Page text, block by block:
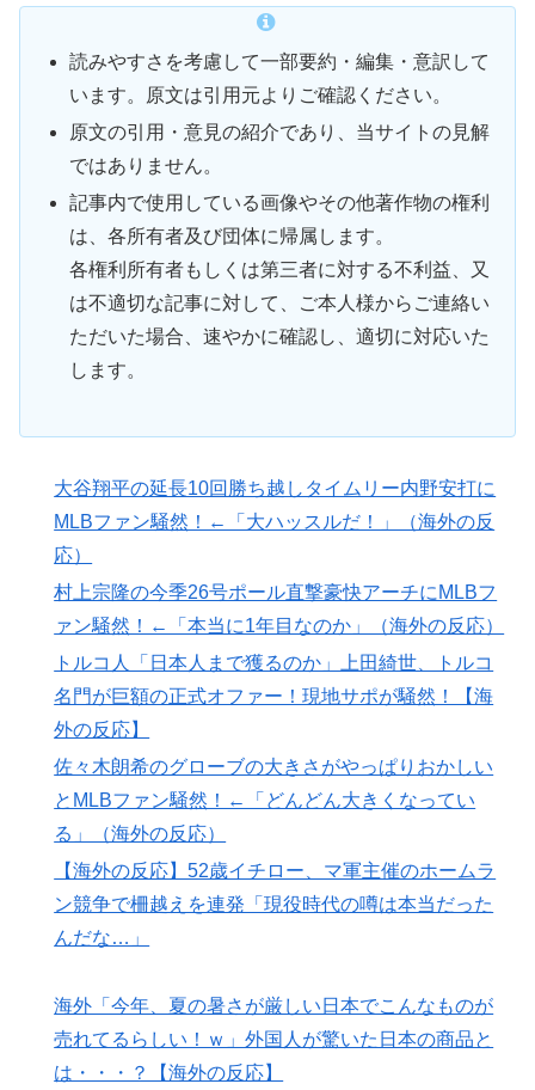
読みやすさを考慮して一部要約・編集・意訳して
います。原文は引用元よりご確認ください。
原文の引用・意見の紹介であり、当サイトの見解
ではありません。
記事内で使用している画像やその他著作物の権利
は、各所有者及び団体に帰属します。
各権利所有者もしくは第三者に対する不利益、又
は不適切な記事に対して、ご本人様からご連絡い
ただいた場合、速やかに確認し、適切に対応いた
します。
大谷翔平の延長10回勝ち越しタイムリー内野安打に
MLBファン騒然！←「大ハッスルだ！」（海外の反
応）
村上宗隆の今季26号ポール直撃豪快アーチにMLBフ
ァン騒然！←「本当に1年目なのか」（海外の反応）
トルコ人「日本人まで獲るのか」上田綺世、トルコ
名門が巨額の正式オファー！現地サポが騒然！【海
外の反応】
佐々木朗希のグローブの大きさがやっぱりおかしい
とMLBファン騒然！←「どんどん大きくなってい
る」（海外の反応）
【海外の反応】52歳イチロー、マ軍主催のホームラ
ン競争で柵越えを連発「現役時代の噂は本当だった
んだな…」
海外「今年、夏の暑さが厳しい日本でこんなものが
売れてるらしい！ｗ」外国人が驚いた日本の商品と
は・・・？【海外の反応】